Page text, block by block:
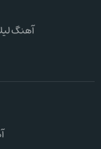
آهنگ